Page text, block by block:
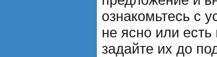
ознакомьтесь с
не ясно или
задайте их до